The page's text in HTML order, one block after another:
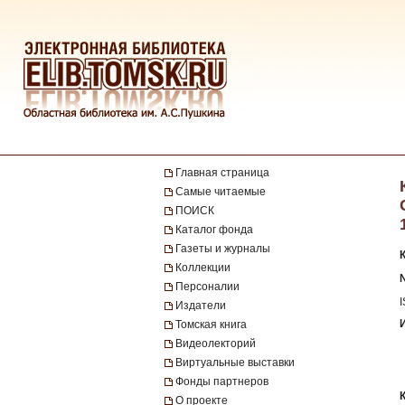
Главная страница
Самые читаемые
ПОИСК
Каталог фонда
Газеты и журналы
Коллекции
Персоналии
Издатели
Томская книга
Видеолекторий
Виртуальные выставки
Фонды партнеров
О проекте